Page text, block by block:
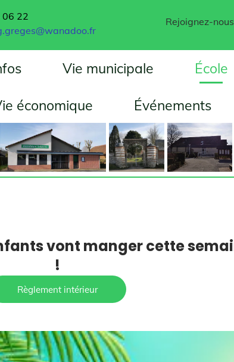
Vie municipale École
Événements
Rejoignez-nous ➙
vont manger cette semaine
intérieur